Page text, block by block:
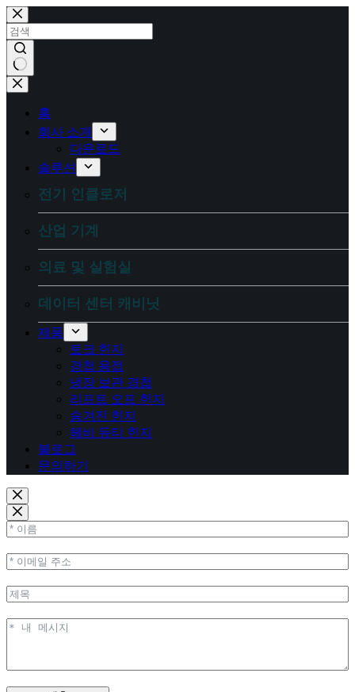
콘
텐
츠
로
건
너
결
홈
회사 소개
다운로드
솔루션
전기 인클로저
산업 기계
의료 및 실험실
데이터 센터 캐비닛
제품
토크 힌지
경첩 용접
냉장 보관 경첩
리프트 오프 힌지
숨겨진 힌지
헤비 듀티 힌지
블로그
문의하기